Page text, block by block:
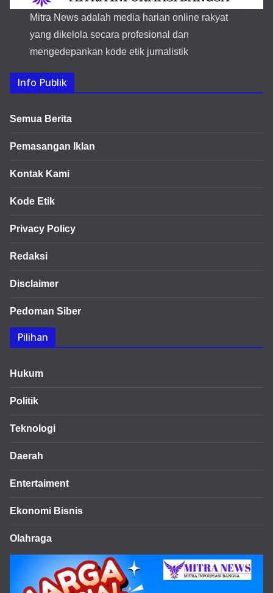
Mitra News adalah media harian online rakyat
yang dikelola secara profesional dan
mengedepankan kode etik jurnalistik
Info Publik
Semua Berita
Pemasangan Iklan
Kontak Kami
Kode Etik
Privacy Policy
Redaksi
Disclaimer
Pedoman Siber
Pilihan
Hukum
Politik
Teknologi
Daerah
Entertaiment
Ekonomi Bisnis
Olahraga